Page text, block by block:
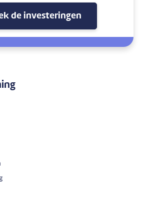
de investeringen